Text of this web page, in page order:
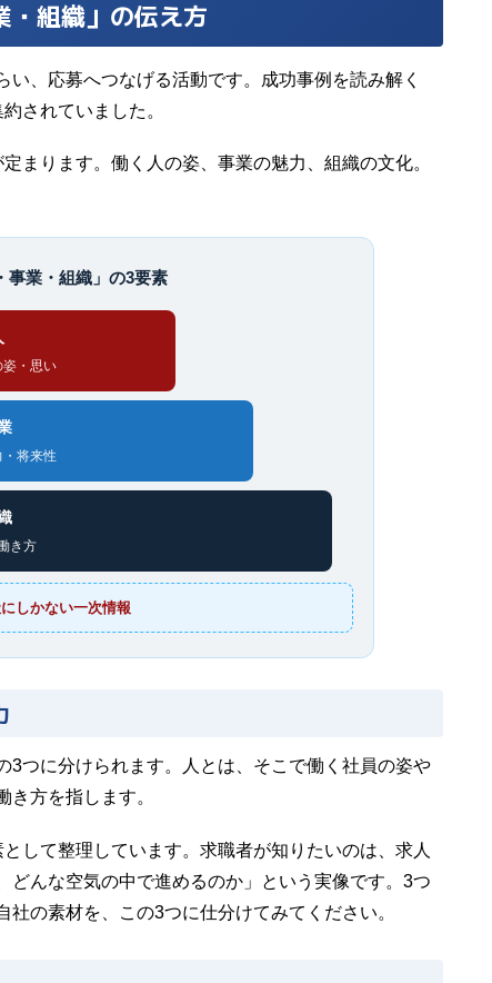
・組織」の伝え方
、応募へつなげる活動です。成功事例を読み解く
されていました。
まります。働く人の姿、事業の魅力、組織の文化。
事業・組織」の3要素
姿・思い
将来性
き方
しかない一次情報
つに分けられます。人とは、そこで働く社員の姿や
方を指します。
して整理しています。求職者が知りたいのは、求人
んな空気の中で進めるのか」という実像です。3つ
の素材を、この3つに仕分けてみてください。